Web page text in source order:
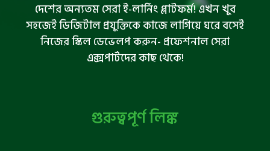
দেশের অন্যতম সেরা ই-লার্নিং প্লাটফর্ম! এখন খুব
সহজেই ডিজিটাল প্রযুক্তিকে কাজে লাগিয়ে ঘরে বসেই
নিজের স্কিল ডেভেলপ করুন- প্রফেশনাল সেরা
এক্সপার্টদের কাছ থেকে!
গুরুত্বপূর্ণ লিঙ্ক